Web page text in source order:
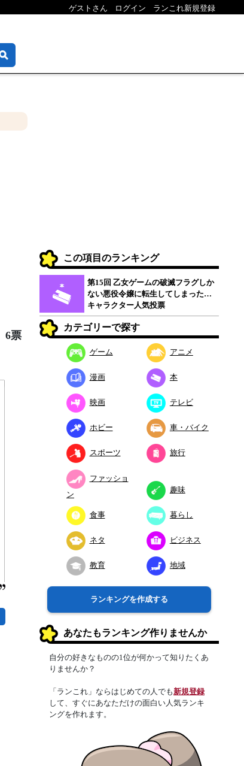
ゲストさん ログイン ランこれ新規登録
6票
この項目のランキング
第15回 乙女ゲームの破滅フラグしか
ない悪役令嬢に転生してしまった…
キャラクター人気投票
カテゴリーで探す
ゲーム アニメ
漫画 本
映画 テレビ
ホビー 車・バイク
スポーツ 旅行
ファッショ
ン
趣味
食事 暮らし
ネタ ビジネス
教育 地域
ランキングを作成する
あなたもランキング作りませんか
自分の好きなものの1位が何かって知りたくあ
りませんか？
「ランこれ」ならはじめての人でも新規登録
して、すぐにあなただけの面白い人気ランキ
ングを作れます。